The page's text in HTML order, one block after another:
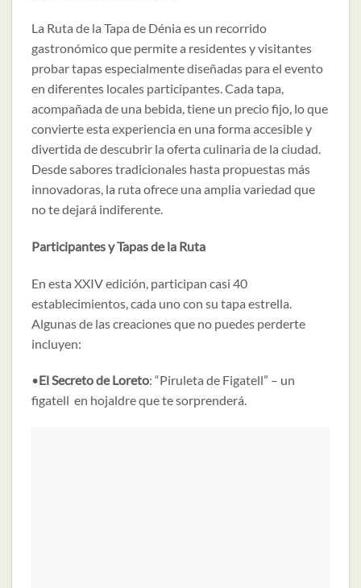
La Ruta de la Tapa de Dénia es un recorrido
gastronómico que permite a residentes y visitantes
probar tapas especialmente diseñadas para el evento
en diferentes locales participantes. Cada tapa,
acompañada de una bebida, tiene un precio fijo, lo que
convierte esta experiencia en una forma accesible y
divertida de descubrir la oferta culinaria de la ciudad.
Desde sabores tradicionales hasta propuestas más
innovadoras, la ruta ofrece una amplia variedad que
no te dejará indiferente.
Participantes y Tapas de la Ruta
En esta XXIV edición, participan casi 40
establecimientos, cada uno con su tapa estrella.
Algunas de las creaciones que no puedes perderte
incluyen:
•El Secreto de Loreto: “Piruleta de Figatell” – un
figatell en hojaldre que te sorprenderá.